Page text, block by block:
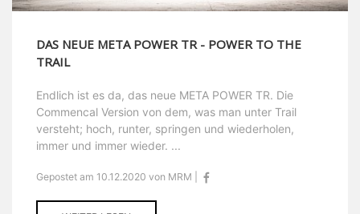
DAS NEUE META POWER TR - POWER TO THE
TRAIL
Endlich ist es da, das neue META POWER TR. Die
Commencal Version von dem, was man unter Trail
versteht; hoch, runter, springen und wiederholen,
immer und immer wieder. ...
Gepostet am 10.12.2020 von MRM |